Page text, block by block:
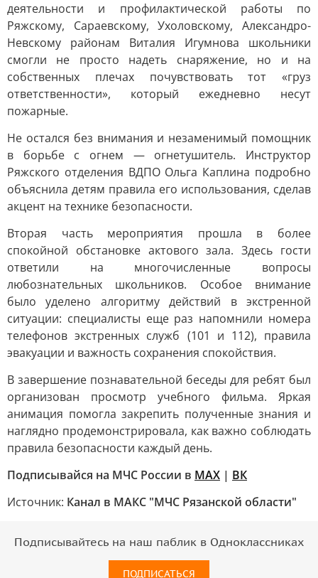
деятельности и профилактической работы по
Ряжскому, Сараевскому, Ухоловскому, Александро-
Невскому районам Виталия Игумнова школьники
смогли не просто надеть снаряжение, но и на
собственных плечах почувствовать тот «груз
ответственности», который ежедневно несут
пожарные.
Не остался без внимания и незаменимый помощник
в борьбе с огнем — огнетушитель. Инструктор
Ряжского отделения ВДПО Ольга Каплина подробно
объяснила детям правила его использования, сделав
акцент на технике безопасности.
Вторая часть мероприятия прошла в более
спокойной обстановке актового зала. Здесь гости
ответили на многочисленные вопросы
любознательных школьников. Особое внимание
было уделено алгоритму действий в экстренной
ситуации: специалисты еще раз напомнили номера
телефонов экстренных служб (101 и 112), правила
эвакуации и важность сохранения спокойствия.
В завершение познавательной беседы для ребят был
организован просмотр учебного фильма. Яркая
анимация помогла закрепить полученные знания и
наглядно продемонстрировала, как важно соблюдать
правила безопасности каждый день.
Подписывайся на МЧС России в MAX | ВК
Источник: Канал в МАКС "МЧС Рязанской области"
Подписывайтесь на наш паблик в Одноклассниках
ПОДПИСАТЬСЯ